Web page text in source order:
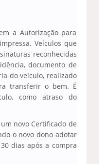
a Autorização para
Veículos que
reconhecidas
documento de
do veículo, realizado
transferir o bem. É
como atraso do
novo Certificado de
o novo dono adotar
dias após a compra